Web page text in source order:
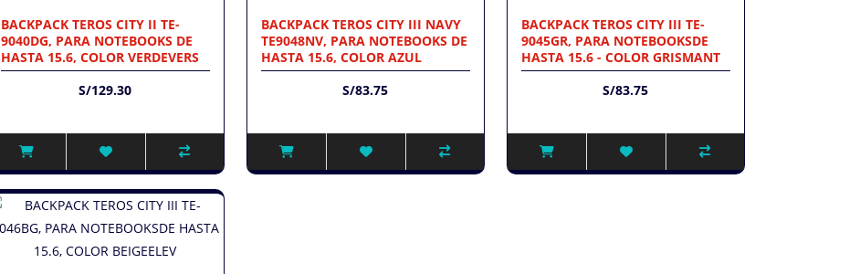
BACKPACK TEROS CITY II TE-
9040DG, PARA NOTEBOOKS DE
HASTA 15.6, COLOR VERDEVERS
S/129.30
BACKPACK TEROS CITY III NAVY
TE9048NV, PARA NOTEBOOKS DE
HASTA 15.6, COLOR AZUL
S/83.75
BACKPACK TEROS CITY III TE-
9045GR, PARA NOTEBOOKSDE
HASTA 15.6 - COLOR GRISMANT
S/83.75